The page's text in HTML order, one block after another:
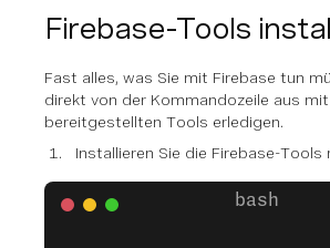
Firebase-Tools
Fast alles, was Sie mit Firebase tun
direkt von der Kommandozeile aus
bereitgestellten Tools erledigen.
Installieren Sie die Firebase-Tools